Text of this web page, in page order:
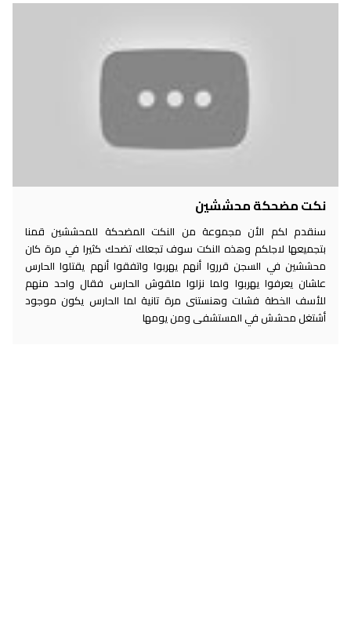
نكت مضحكة محششين
سنقدم لكم الأن مجموعة من النكت المضحكة للمحششين قمنا
بتجميعها لاجلكم وهذه النكت سوف تجعلك تضحك كثيرا في مرة كان
محششين في السجن قرروا أنهم يهربوا واتفقوا أنهم يقتلوا الحارس
علشان يعرفوا يهربوا ولما نزلوا ملقوش الحارس فقال واحد منهم
للأسف الخطة فشلت وهنستنى مرة تانية لما الحارس يكون موجود
أشتغل محشش في المستشفى ومن يومها